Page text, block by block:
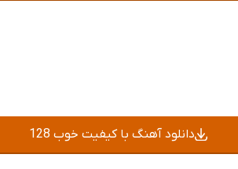
دانلود آهنگ با کیفیت خوب 128